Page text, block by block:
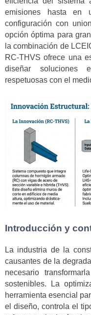
emisiones hasta
configuración con
opción óptima para
la combinación de
RC-THVS ofrece una
diseñar soluciones
respetuosas con el
Introducción y
La industria de la
causantes de la
necesario
sostenibles. La
herramienta esencial
el diseño, controla el